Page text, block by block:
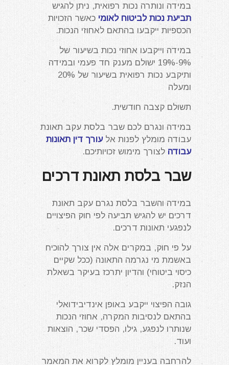
במידה ונותרה נכות רפואית, ניתן להגיש
תביעת נכות לביטוח לאומי כאשר הזכויות
הכספיות ייקבעו בהתאם לאחוזי הנכות.
במידה וייקבעו אחוזי נכות בשיעור של
9%-19% ישולם מענק חד פעמי ובמידה
ותיקבע נכות רפואית בשיעור של 20%
ומעלה
תשולם קצבה חודשית.
במידה ונגרם לכם שבר בלסת עקב תאונת
עבודה מומלץ לפנות אלעורך דין תאונות
עבודה לצורך מימוש זכויותיכם.
שבר בלסת תאונת דרכים
במידה והשבר בלסת נגרם עקב תאונת
דרכים יש להגיש תביעה לפי חוק הפיצויים
לנפגעי תאונות דרכים.
על פי חוק, במקרים אלה אין צורך להוכיח
באשמת מי נגרמה התאונה (ככל שקיים
כיסוי ביטוחי) והדיון יתרכז בעיקר בשאלת
הנזק.
גובה הפיצוי ייקבע באופן אינדיבידואלי
בהתאם לנסיבות המקרה, אחוזי הנכות
שנותרו לנפגע, גילו, הפסדי שכר, הוצאות
ועוד.
להרחבה בעניין מומלץ לקרוא את המאמר